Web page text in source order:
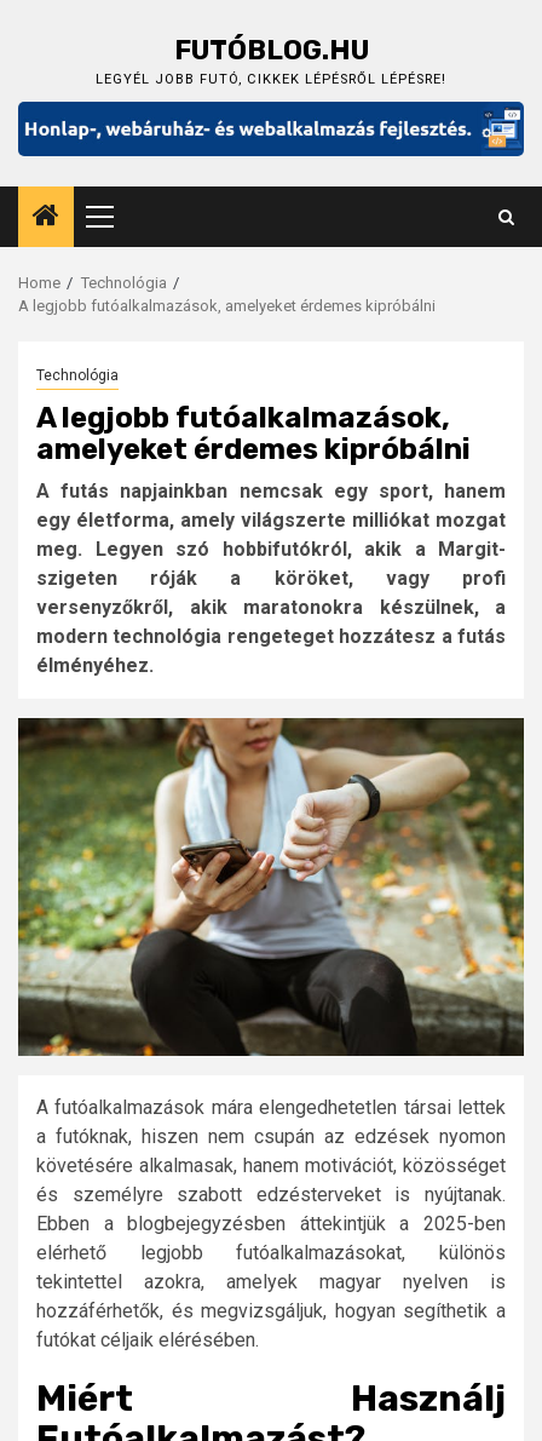
FUTÓBLOG.HU
LEGYÉL JOBB FUTÓ, CIKKEK LÉPÉSRŐL LÉPÉSRE!
Primary
Menu
Home
Technológia
A legjobb futóalkalmazások, amelyeket érdemes kipróbálni
Technológia
A legjobb futóalkalmazások,
amelyeket érdemes kipróbálni
A futás napjainkban nemcsak egy sport, hanem
egy életforma, amely világszerte milliókat mozgat
meg. Legyen szó hobbifutókról, akik a Margit-
szigeten róják a köröket, vagy profi
versenyzőkről, akik maratonokra készülnek, a
modern technológia rengeteget hozzátesz a futás
élményéhez.
A futóalkalmazások mára elengedhetetlen társai lettek
a futóknak, hiszen nem csupán az edzések nyomon
követésére alkalmasak, hanem motivációt, közösséget
és személyre szabott edzésterveket is nyújtanak.
Ebben a blogbejegyzésben áttekintjük a 2025-ben
elérhető legjobb futóalkalmazásokat, különös
tekintettel azokra, amelyek magyar nyelven is
hozzáférhetők, és megvizsgáljuk, hogyan segíthetik a
futókat céljaik elérésében.
Miért Használj